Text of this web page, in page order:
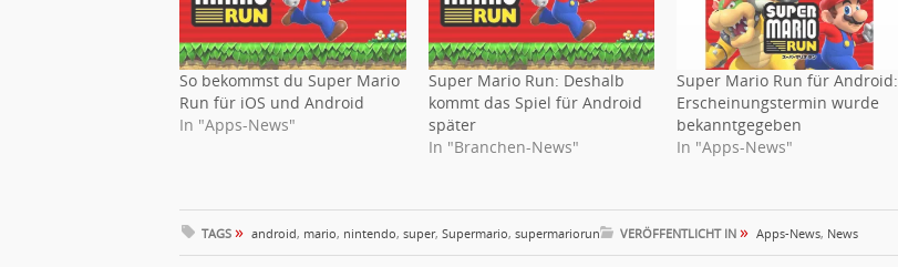
So bekommst du Super Mario
Run für iOS und Android
In "Apps-News"
Super Mario Run: Deshalb
kommt das Spiel für Android
später
In "Branchen-News"
Super Mario Run für Android:
Erscheinungstermin wurde
bekanntgegeben
In "Apps-News"
TAGS » android, mario, nintendo, super, Supermario, supermariorun VERÖFFENTLICHT IN » Apps-News, News